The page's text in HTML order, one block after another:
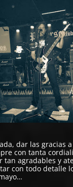
dar las gracias
con tanta
tan agradables y
con todo detalle